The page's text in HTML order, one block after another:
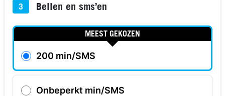
3 Bellen en sms’en
MEEST GEKOZEN
200 min/SMS
Onbeperkt min/SMS